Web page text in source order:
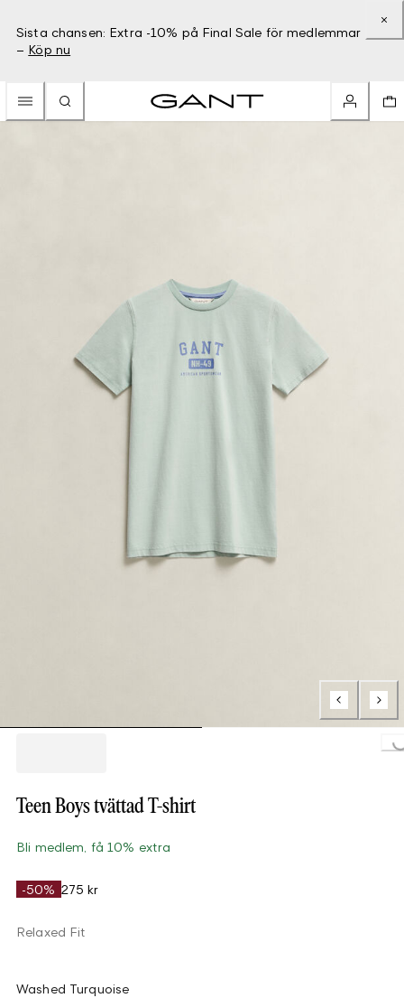
Sista chansen: Extra -10% på Final Sale för medlemmar
– Köp nu
Teen Boys tvättad T-shirt
Bli medlem, få 10% extra
-50% 275 kr
Relaxed Fit
Washed Turquoise